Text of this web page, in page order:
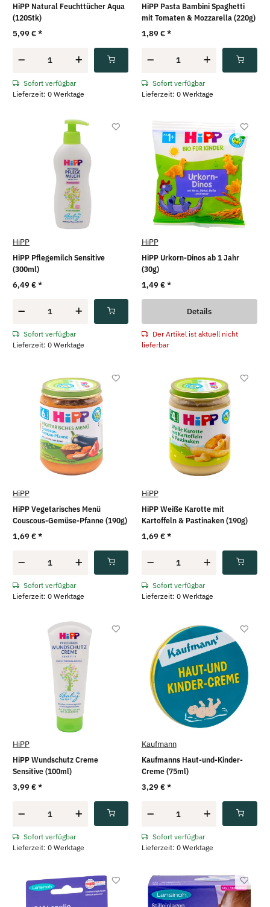
HiPP Natural Feuchttücher Aqua
(120Stk)
5,99 €*
Sofort verfügbar
Lieferzeit: 0 Werktage
HiPP Pasta Bambini Spaghetti
mit Tomaten & Mozzarella (220g)
1,89 €*
Sofort verfügbar
Lieferzeit: 0 Werktage
HiPP
HiPP Pflegemilch Sensitive
(300ml)
6,49 €*
Sofort verfügbar
Lieferzeit: 0 Werktage
HiPP
HiPP Urkorn-Dinos ab 1 Jahr
(30g)
1,49 €*
Details
Der Artikel ist aktuell nicht
lieferbar
HiPP
HiPP Vegetarisches Menü
Couscous-Gemüse-Pfanne (190g)
1,69 €*
Sofort verfügbar
Lieferzeit: 0 Werktage
HiPP
HiPP Weiße Karotte mit
Kartoffeln & Pastinaken (190g)
1,69 €*
Sofort verfügbar
Lieferzeit: 0 Werktage
HiPP
HiPP Wundschutz Creme
Sensitive (100ml)
3,99 €*
Sofort verfügbar
Lieferzeit: 0 Werktage
Kaufmann
Kaufmanns Haut-und-Kinder-
Creme (75ml)
3,29 €*
Sofort verfügbar
Lieferzeit: 0 Werktage